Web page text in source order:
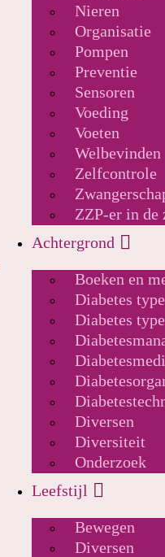
Nieren
Organisatie
Pompen
Preventie
Sensoren
Voeding
Voeten
Welbevinden
Zelfcontrole
ZZP-er in de
Achtergrond
Boeken en
Diabetes
Diabetes
Diversen
Diversiteit
Onderzoek
Leefstijl
Bewegen
Diversen